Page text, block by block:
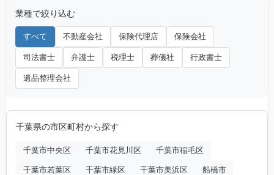
業種で絞り込む
すべて 不動産会社 保険代理店 保険会社
司法書士 弁護士 税理士 葬儀社 行政書士
遺品整理会社
千葉県の市区町村から探す
千葉市中央区 千葉市花見川区 千葉市稲毛区
千葉市若葉区 千葉市緑区 千葉市美浜区 船橋市